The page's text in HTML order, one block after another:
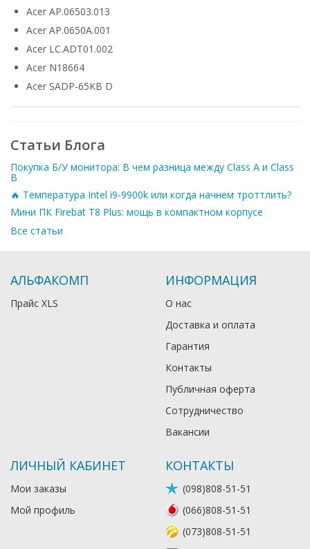
Acer AP.06503.013
Acer AP.0650A.001
Acer LC.ADT01.002
Acer N18664
Acer SADP-65KB D
Статьи Блога
Покупка Б/У монитора: В чем разница между Class A и Class
B
🔥 Температура Intel i9-9900k или когда начнем троттлить?
Мини ПК Firebat T8 Plus: мощь в компактном корпусе
Все статьи
АЛЬФАКОМП
Прайс XLS
ИНФОРМАЦИЯ
О нас
Доставка и оплата
Гарантия
Контакты
Публичная оферта
Сотрудничество
Вакансии
ЛИЧНЫЙ КАБИНЕТ
Мои заказы
Мой профиль
КОНТАКТЫ
(098)808-51-51
(066)808-51-51
(073)808-51-51